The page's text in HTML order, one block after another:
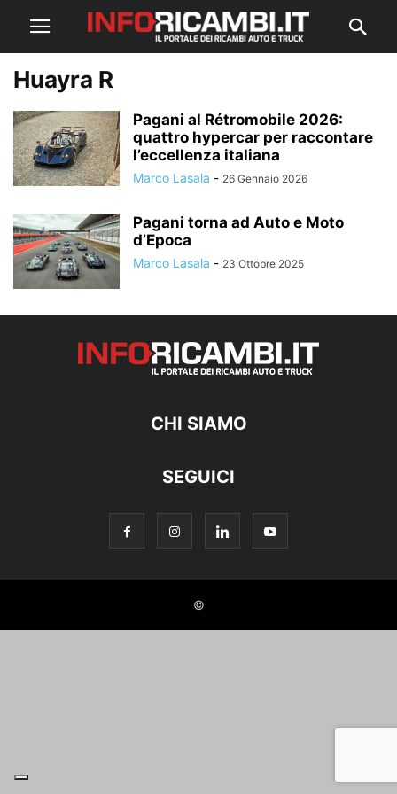
Huayra R
Pagani al Rétromobile 2026:
quattro hypercar per raccontare
l’eccellenza italiana
Marco Lasala - 26 Gennaio 2026
Pagani torna ad Auto e Moto
d’Epoca
Marco Lasala - 23 Ottobre 2025
CHI SIAMO
SEGUICI
©